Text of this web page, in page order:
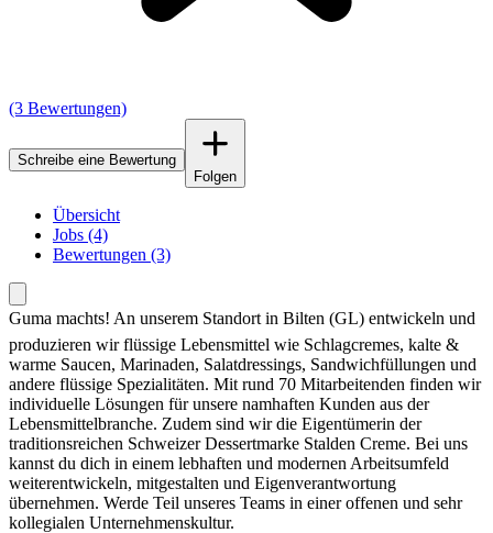
(3 Bewertungen)
Schreibe eine Bewertung
Folgen
Übersicht
Jobs (4)
Bewertungen (3)
Guma machts! An unserem Standort in Bilten (GL) entwickeln und
produzieren wir flüssige Lebensmittel wie Schlagcremes, kalte &
warme Saucen, Marinaden, Salatdressings, Sandwichfüllungen und
andere flüssige Spezialitäten. Mit rund 70 Mitarbeitenden finden wir
individuelle Lösungen für unsere namhaften Kunden aus der
Lebensmittelbranche. Zudem sind wir die Eigentümerin der
traditionsreichen Schweizer Dessertmarke Stalden Creme. Bei uns
kannst du dich in einem lebhaften und modernen Arbeitsumfeld
weiterentwickeln, mitgestalten und Eigenverantwortung
übernehmen. Werde Teil unseres Teams in einer offenen und sehr
kollegialen Unternehmenskultur.